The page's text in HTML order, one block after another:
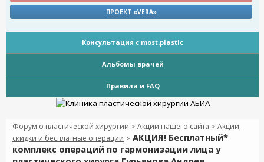
ПРОЕКТ «VERA»
Консультация с most.plastic
Альбомы врачей
Правила и FAQ
Форум о пластической хирургии > Акции нашего сайта > Акции:
скидки и бесплатные операции > АКЦИЯ! Бесплатный*
комплекс операций по гармонизации лица у